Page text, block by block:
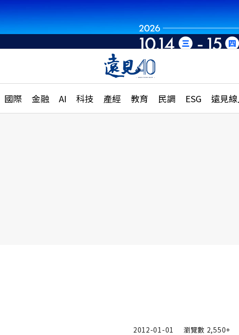
國際 金融 AI 科技 產經 教育 民調 ESG 遠見
話題
國際
特輯
大學升學、職涯攻略
縣市施政調查全解析
2012-01-01 瀏覽數 2,550+